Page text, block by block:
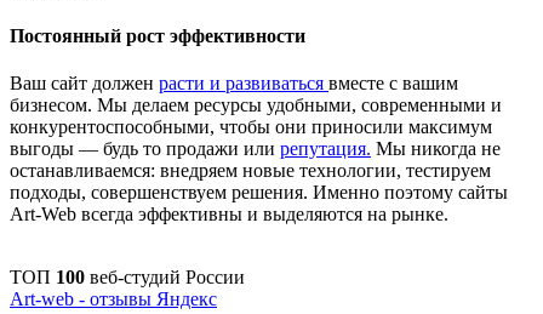
Постоянный рост эффективности
Ваш сайт должен расти и развиваться вместе с вашим
бизнесом. Мы делаем ресурсы удобными, современными и
конкурентоспособными, чтобы они приносили максимум
выгоды — будь то продажи или репутация. Мы никогда не
останавливаемся: внедряем новые технологии, тестируем
подходы, совершенствуем решения. Именно поэтому сайты
Art-Web всегда эффективны и выделяются на рынке.
ТОП 100 веб-студий России
Art-web - отзывы Яндекс